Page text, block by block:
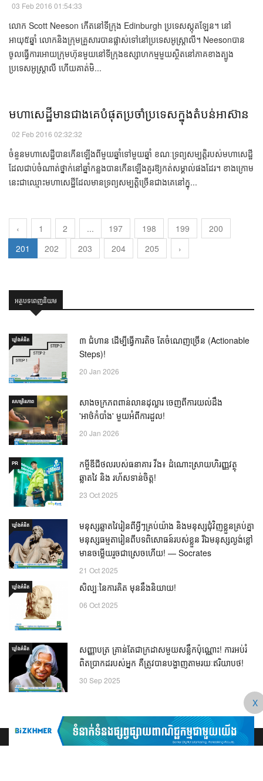
03 Feb 2016 01:54:33
លោក Scott Neeson កើត​នៅ​ទីក្រុង Edinburgh ប្រទេស​ស្កុតឡែន​។ នៅ
អាយុ៥ឆ្នាំ​ លោក​និង​ក្រុម​គ្រួសារ​បាន​ផ្លាស់​ទៅ​នៅ​ប្រទេស​អូស្រ្តាលី។ Neesonបាន​
ចូល​ធ្វើការ​អោយ​ក្រុមហ៊ុន​មួយ​នៅ​ទីក្រុង​ឧស្សាហកម្ម​មួយ​ស្ថិត​នៅ​ភាគ​ខាងត្បូង​
ប្រទេស​អូស្ត្រាលី ហើយ​គាត់​មិ...
​មហាសេដ្ឋី​​​មាន​ជាង​គេ​បំផុត​​ប្រចាំ​ប្រទេស​ក្នុង​តំបន់​អាស៊ាន​ ​​
02 Feb 2016 02:32:32
​ចំនួន​មហាសេដ្ឋី​បាន​កើន​ឡើង​ពី​មួយ​ឆ្នាំ​ទៅ​មួយ​ឆ្នាំ​​ ខណៈ​ទ្រព្យ​សម្បត្តិ​របស់​មហាសេដ្ឋី​​
ដែល​ជាប់​ចំណាត់​ថ្នាក់​នៅ​ឆ្នាំ​កន្លង​បាន​កើន​ឡើង​គួរ​ឱ្យ​កត់​សម្គាល់​ផង​ដែរ។ ​ខាង​ក្រោម​
នេះ​ជា​​ឈ្មោះ​មហាសេដ្ឋី​ដែល​មាន​ទ្រព្យ​សម្បត្តិ​ច្រើន​ជាង​គេ​នៅ​ក្នុ...
‹ 1 2 ... 197 198 199
200
201
202 203 204 205 ›
អត្ថបទពេញនិយម
ឃ្លាំង​គំនិត
៣ ជំហាន ដើម្បីធ្វើការតិច តែចំណេញច្រើន (Actionable
Steps)!
20 Jan 2026
សហគ្រិនភាព
សាងចក្រភពពាន់លានដុល្លារ ចេញពីការយល់ដឹង
'អាថ៌កំបាំង' មួយអំពីការដួល!
20 Jan 2026
PR
កម្ចីឌីជីថលរបស់ធនាគារ វីង៖ ដំណោះស្រាយហិរញ្ញវត្ថុ
ឆ្លាតវៃ និង រហ័សទាន់ចិត្ត!
23 Oct 2025
ឃ្លាំង​គំនិត
មនុស្សឆ្លាតវៃរៀនពីអ្វីៗគ្រប់យ៉ាង និងមនុស្សជុំវិញខ្លួនគ្រប់គ្នា
មនុស្សធម្មតារៀនពីបទពិសោធន៍របស់ខ្លួន រីឯមនុស្សល្ងង់ខ្លៅ
មានចម្លើយរួចជាស្រេចហើយ! — Socrates
21 Oct 2025
ឃ្លាំង​គំនិត សិល្បៈនៃការគិត មុននឹងនិយាយ!
06 Oct 2025
ឃ្លាំង​គំនិត
សញ្ញាបត្រ គ្រាន់តែជាក្រដាសមួយសន្លឹកប៉ុណ្ណោះ! ការអប់រំ
ពិតប្រាកដរបស់អ្នក គឺត្រូវបានបង្ហាញតាមរយៈឥរិយាបថ!
30 Sep 2025
X